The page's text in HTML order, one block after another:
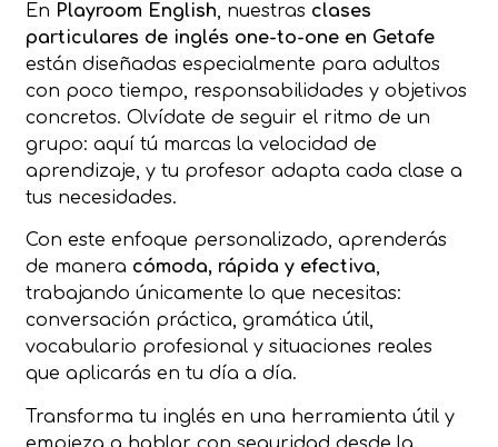
En Playroom English, nuestras clases
particulares de inglés one-to-one en Getafe
están diseñadas especialmente para adultos
con poco tiempo, responsabilidades y objetivos
concretos. Olvídate de seguir el ritmo de un
grupo: aquí tú marcas la velocidad de
aprendizaje, y tu profesor adapta cada clase a
tus necesidades.
Con este enfoque personalizado, aprenderás
de manera cómoda, rápida y efectiva,
trabajando únicamente lo que necesitas:
conversación práctica, gramática útil,
vocabulario profesional y situaciones reales
que aplicarás en tu día a día.
Transforma tu inglés en una herramienta útil y